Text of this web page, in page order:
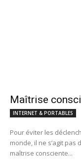
Maîtrise
INTERNET & PORTABLES
Pour éviter les
monde, il ne s’agit
maîtrise consciente...